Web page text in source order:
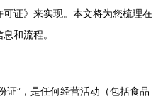
证》来实现。本文将为您梳理在
和流程。
证”，是任何经营活动（包括食品